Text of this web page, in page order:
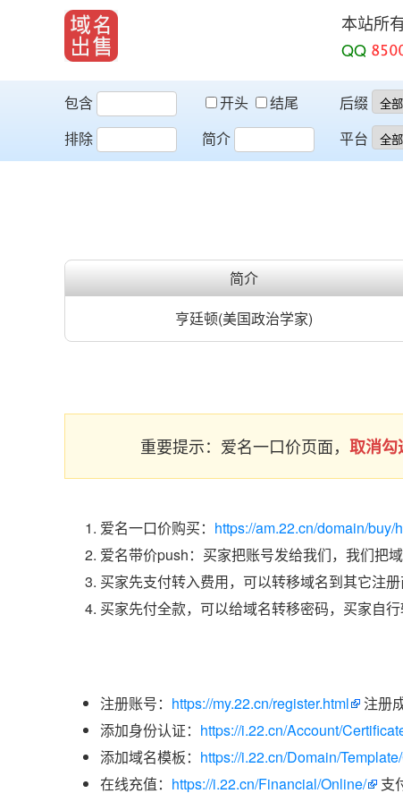
本站所
QQ
包含 开头
结尾
排除
简介
后缀
平台
简介
亨廷顿(美国政治学家)
重要提示：爱名一口价页面， 取消勾
爱名一口价购买： https://am.22.cn/domain/buy/
爱名带价push：买家把账号发给我们，我们把
买家先支付转入费用，可以转移域名到其它注
买家先付全款，可以给域名转移密码，买家自行
注册账号： https://my.22.cn/register.html
注册
添加身份认证： https://i.22.cn/Account/
添加域名模板： https://i.22.cn/Domain/
在线充值： https://i.22.cn/Financial/Online/
支